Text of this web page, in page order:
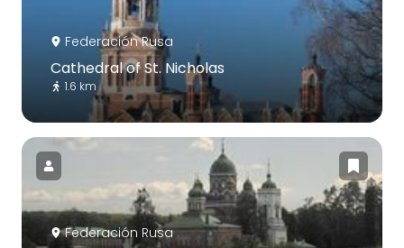
Federación Rusa
Cathedral of St. Nicholas
1.6 km
Federación Rusa